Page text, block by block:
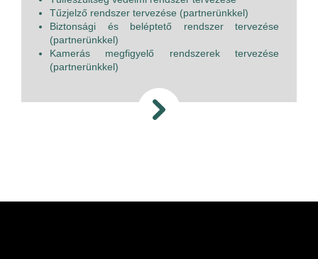
Tűzjelző rendszer tervezése (partnerünkkel)
Biztonsági és beléptető rendszer tervezése
(partnerünkkel)
Kamerás megfigyelő rendszerek tervezése
(partnerünkkel)